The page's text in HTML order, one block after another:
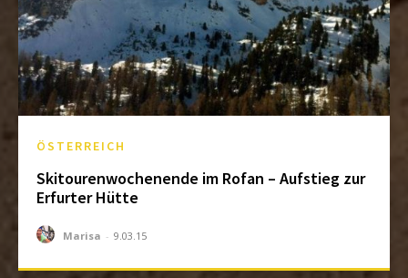
ÖSTERREICH
Skitourenwochenende im Rofan – Aufstieg zur
Erfurter Hütte
Marisa - 9.03.15